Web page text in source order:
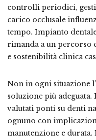
controlli periodici,
carico occlusale
tempo. Impianto
rimanda a un percorso
e sostenibilità clinica
Non in ogni situazione
soluzione più
valutati ponti su denti
ognuno con
manutenzione e durata.